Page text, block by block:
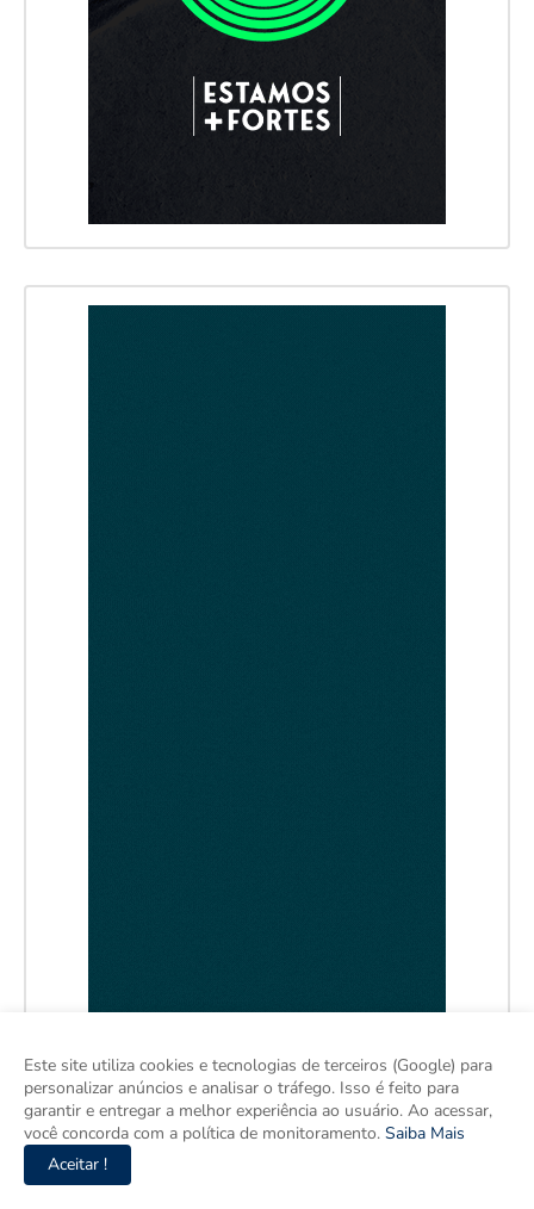
Este site utiliza cookies e tecnologias de terceiros (Google) para
personalizar anúncios e analisar o tráfego. Isso é feito para
garantir e entregar a melhor experiência ao usuário. Ao acessar,
você concorda com a política de monitoramento. Saiba Mais
Aceitar !